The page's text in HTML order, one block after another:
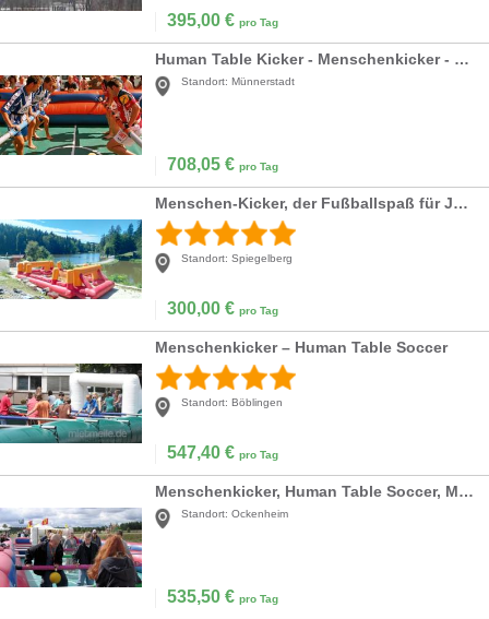
395,00 € pro Tag
Human Table Kicker - Menschenkicker - Riesenkicker - Life Soccer -inkl. 19% MwSt.
Standort: Münnerstadt
708,05 € pro Tag
Menschen-Kicker, der Fußballspaß für Jedermann (-frau)
Standort: Spiegelberg
300,00 € pro Tag
Menschenkicker – Human Table Soccer
Standort: Böblingen
547,40 € pro Tag
Menschenkicker, Human Table Soccer, Megakicker
Standort: Ockenheim
535,50 € pro Tag